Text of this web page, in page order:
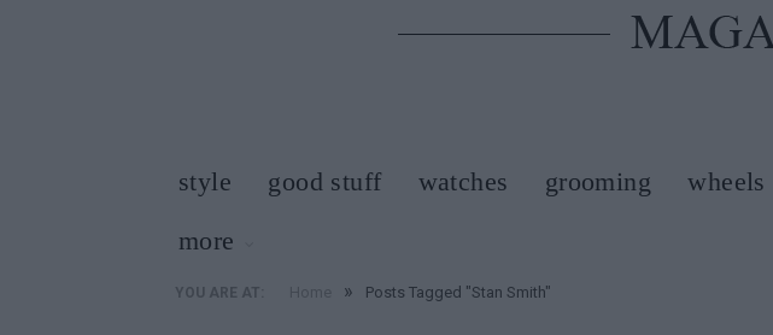
style good stuff watches grooming wheels
more
YOU ARE AT: » Posts Tagged "Stan Smith"